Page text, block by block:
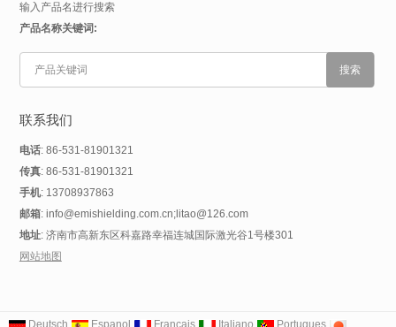
输入产品名进行搜索
产品名称关键词:
联系我们
电话: 86-531-81901321
传真: 86-531-81901321
手机: 13708937863
邮箱: info@emishielding.com.cn;litao@126.com
地址: 济南市高新东区科嘉路幸福连城国际激光谷1号楼301
网站地图